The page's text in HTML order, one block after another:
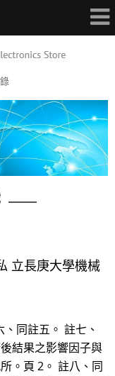
立長庚大學機械
同註五。 註七、
結果之影響因子與
。頁 2。 註八、同